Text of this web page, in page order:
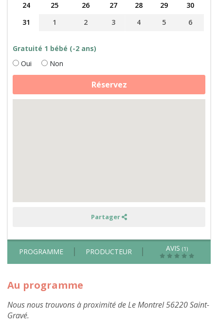
PROGRAMME PRODUCTEUR AVIS (1)
Au programme
Nous nous trouvons à proximité de Le Montrel 56220 Saint-
Gravé.
24
25 26 27 28 29
30
31
1 2 3 4 5 6
Gratuité 1 bébé (-2 ans)
Oui
Non
quantité
Randonnée
avec
Réservez
Partager